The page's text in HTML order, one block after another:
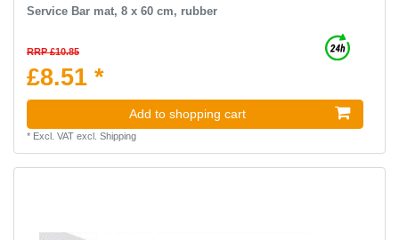
Service Bar mat, 8 x 60 cm, rubber
RRP £10.85
£8.51 *
Add to shopping cart
* Excl. VATexcl. Shipping